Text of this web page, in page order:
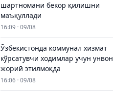
шартномани бекор қилишни
маъқуллади
16:09 · 09/08
Ўзбекистонда коммунал хизмат
кўрсатувчи ходимлар учун унвон
жорий этилмоқда
16:06 · 09/08